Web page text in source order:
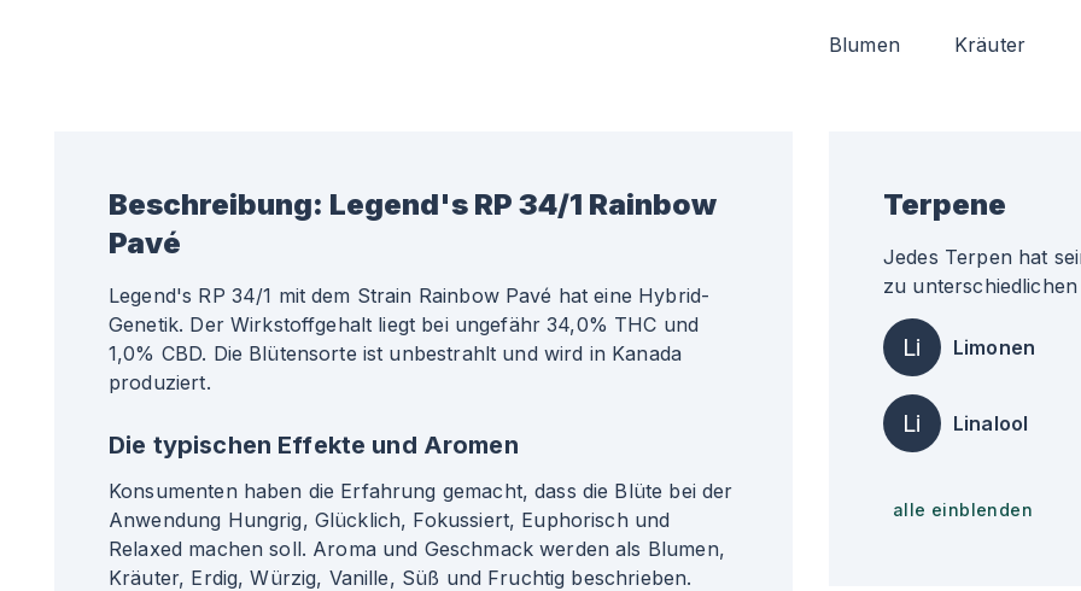
Blumen Kräuter
Beschreibung: Legend's RP 34/1 Rainbow
Pavé
Legend's RP 34/1 mit dem Strain Rainbow Pavé hat eine Hybrid-
Genetik. Der Wirkstoffgehalt liegt bei ungefähr 34,0% THC und
1,0% CBD. Die Blütensorte ist unbestrahlt und wird in Kanada
produziert.
Die typischen Effekte und Aromen
Konsumenten haben die Erfahrung gemacht, dass die Blüte bei der
Anwendung Hungrig, Glücklich, Fokussiert, Euphorisch und
Relaxed machen soll. Aroma und Geschmack werden als Blumen,
Kräuter, Erdig, Würzig, Vanille, Süß und Fruchtig beschrieben.
Terpene
Jedes Terpen hat
zu
Li Limonen
Li Linalool
alle einblenden